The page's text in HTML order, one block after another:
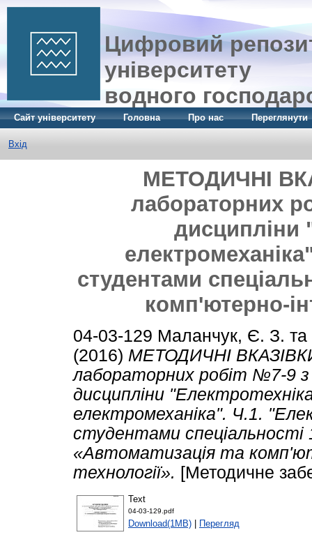
Цифровий
університету
водного
Сайт університету Головна Про нас Переглянути
Вхід
МЕТОДИЧНІ
лабораторних
дисципліни
студентами
комп'ютерно-
04-03-129 Маланчук, Є. З. та
(2016) МЕТОДИЧНІ
лабораторних робіт №7-9 з
дисципліни
електромеханіка". Ч.1.
студентами спеціальності
«Автоматизація та
технології». [Методичне
Text
04-03-129.pdf
Download(1MB) | Перегляд